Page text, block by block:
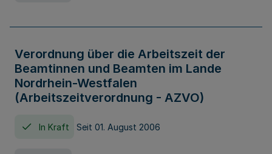
Verordnung über die Arbeitszeit der
Beamtinnen und Beamten im Lande
Nordrhein-Westfalen
(Arbeitszeitverordnung - AZVO)
In Kraft Seit 01. August 2006